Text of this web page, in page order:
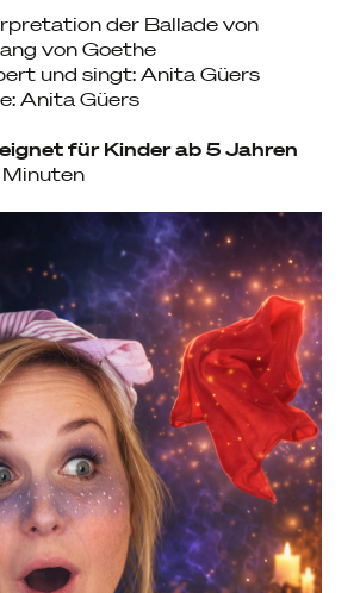
der Ballade von
von Goethe
und singt: Anita Güers
Anita Güers
für Kinder ab 5 Jahren